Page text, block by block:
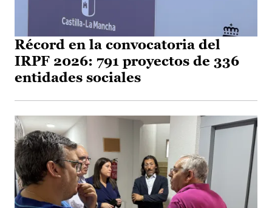
Récord en la convocatoria del
IRPF 2026: 791 proyectos de 336
entidades sociales